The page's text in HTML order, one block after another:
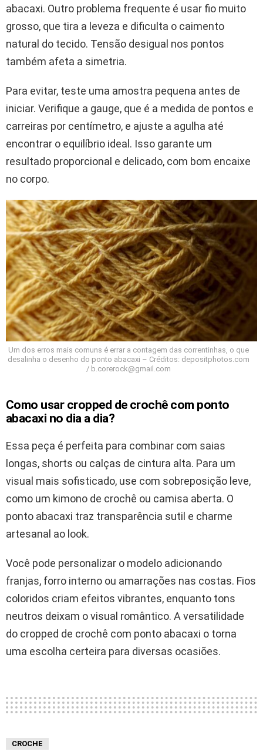
abacaxi. Outro problema frequente é usar fio muito
grosso, que tira a leveza e dificulta o caimento
natural do tecido. Tensão desigual nos pontos
também afeta a simetria.
Para evitar, teste uma amostra pequena antes de
iniciar. Verifique a gauge, que é a medida de pontos e
carreiras por centímetro, e ajuste a agulha até
encontrar o equilíbrio ideal. Isso garante um
resultado proporcional e delicado, com bom encaixe
no corpo.
Um dos erros mais comuns é errar a contagem das correntinhas, o que
desalinha o desenho do ponto abacaxi – Créditos: depositphotos.com
/ b.corerock@gmail.com
Como usar cropped de crochê com ponto
abacaxi no dia a dia?
Essa peça é perfeita para combinar com saias
longas, shorts ou calças de cintura alta. Para um
visual mais sofisticado, use com sobreposição leve,
como um kimono de crochê ou camisa aberta. O
ponto abacaxi traz transparência sutil e charme
artesanal ao look.
Você pode personalizar o modelo adicionando
franjas, forro interno ou amarrações nas costas. Fios
coloridos criam efeitos vibrantes, enquanto tons
neutros deixam o visual romântico. A versatilidade
do cropped de crochê com ponto abacaxi o torna
uma escolha certeira para diversas ocasiões.
CROCHE